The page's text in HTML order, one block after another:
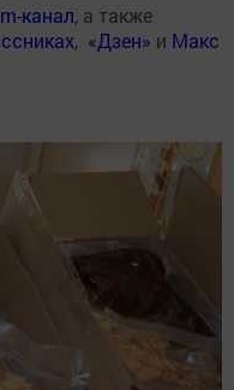
канал, а также
, «Дзен» и Макс